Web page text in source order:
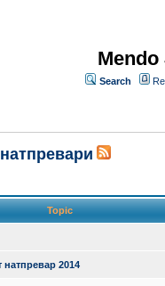
Search
Topic
2014